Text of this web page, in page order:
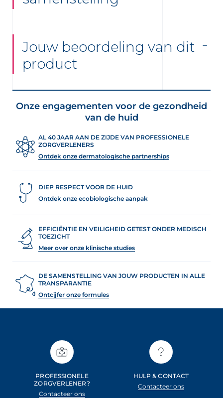
Jouw beoordeling van dit
product
Onze engagementen voor de gezondheid
van de huid
AL 40 JAAR AAN DE ZIJDE VAN PROFESSIONELE
ZORGVERLENERS
Ontdek onze dermatologische partnerships
DIEP RESPECT VOOR DE HUID
Ontdek onze ecobiologische aanpak
EFFICIËNTIE EN VEILIGHEID GETEST ONDER MEDISCH
TOEZICHT
Meer over onze klinische studies
DE SAMENSTELLING VAN JOUW PRODUCTEN IN ALLE
TRANSPARANTIE
Ontcijfer onze formules
PROFESSIONELE
ZORGVERLENER?
Contacteer ons
HULP & CONTACT
Contacteer ons